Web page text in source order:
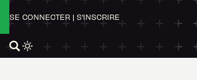
SE CONNECTER | S'INSCRIRE